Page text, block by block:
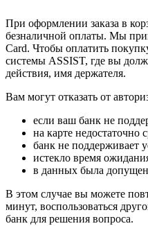
При оформлении заказа в
безналичной оплаты. Мы
Card. Чтобы оплатить
системы ASSIST, где вы
действия, имя держателя.
Вам могут отказать от
если ваш банк не
на карте недостаточно
банк не поддерживает
истекло время
в данных была
В этом случае вы можете
минут, воспользоваться
банк для решения вопроса.